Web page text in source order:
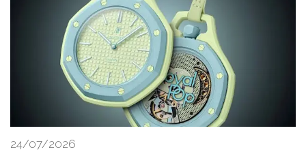
24/07/2026